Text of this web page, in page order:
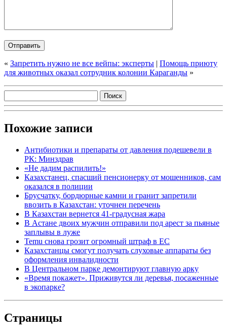
« Запретить нужно не все вейпы: эксперты | Помощь приюту
для животных оказал сотрудник колонии Караганды »
Похожие записи
Антибиотики и препараты от давления подешевели в
РК: Минздрав
«Не дадим распилить!»
Казахстанец, спасший пенсионерку от мошенников, сам
оказался в полиции
Брусчатку, бордюрные камни и гранит запретили
ввозить в Казахстан: уточнен перечень
В Казахстан вернется 41-градусная жара
В Астане двоих мужчин отправили под арест за пьяные
заплывы в луже
Temu снова грозит огромный штраф в ЕС
Казахстанцы смогут получать слуховые аппараты без
оформления инвалидности
В Центральном парке демонтируют главную арку
«Время покажет». Приживутся ли деревья, посаженные
в экопарке?
Страницы